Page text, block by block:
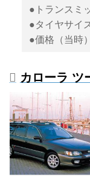
●トランスミ
●タイヤサイ
●価格（当時
カローラ ツ